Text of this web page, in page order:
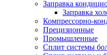
Заправка
Заправка
Компрессорно-
Прецизионные
Промышленные
Сплит системы